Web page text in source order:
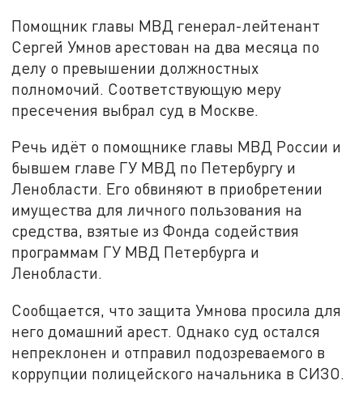
Помощник главы МВД генерал-лейтенант
Сергей Умнов арестован на два месяца по
делу о превышении должностных
полномочий. Соответствующую меру
пресечения выбрал суд в Москве.
Речь идёт о помощнике главы МВД России и
бывшем главе ГУ МВД по Петербургу и
Ленобласти. Его обвиняют в приобретении
имущества для личного пользования на
средства, взятые из Фонда содействия
программам ГУ МВД Петербурга и
Ленобласти.
Сообщается, что защита Умнова просила для
него домашний арест. Однако суд остался
непреклонен и отправил подозреваемого в
коррупции полицейского начальника в СИЗО.